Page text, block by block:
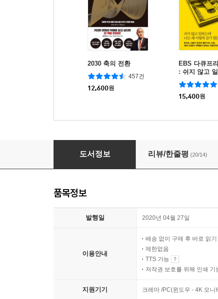
2030 축의 전환
457건
12,600원
EBS 다큐프
: 쉬지 않고
왜 이렇게 살
15,400원
메타인지 공부법
도서정보 리뷰/한줄평 (20/14)
품목정보
발행일 2020년 04월 27일
이용안내
배송 없이 구매 후 바로 읽기
제한없음
TTS 가능
저작권 보호를 위해 인쇄 기
지원기기 크레마 /PC(윈도우 - 4K 모